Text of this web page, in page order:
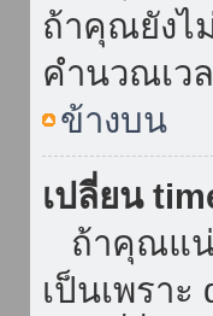
ถ้าคุณยังไ
คำนวณเว
ข้างบน
เปลี่ยน
ถ้าคุณแน่
เป็นเพราะ